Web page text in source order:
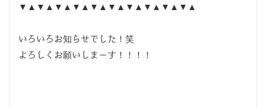
▼▲▼▲▼▲▼▲▼▲▼▲▼▲▼▲▼▲▼▲
いろいろお知らせでした！笑
よろしくお願いしまーす！！！！